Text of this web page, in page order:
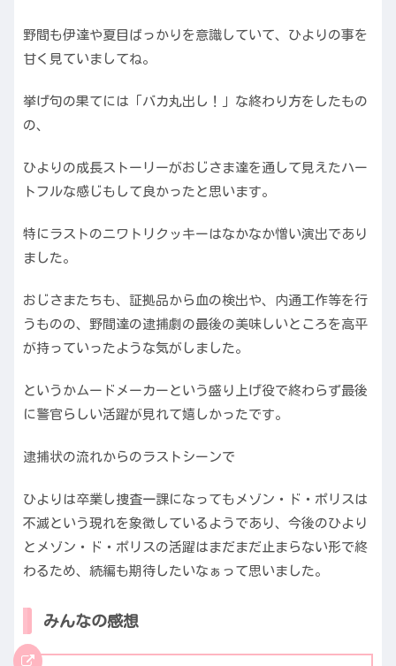
野間も伊達や夏目ばっかりを意識していて、ひよりの事を
甘く見ていましてね。
挙げ句の果てには「バカ丸出し！」な終わり方をしたもの
の、
ひよりの成長ストーリーがおじさま達を通して見えたハー
トフルな感じもして良かったと思います。
特にラストのニワトリクッキーはなかなか憎い演出であり
ました。
おじさまたちも、証拠品から血の検出や、内通工作等を行
うものの、野間達の逮捕劇の最後の美味しいところを高平
が持っていったような気がしました。
というかムードメーカーという盛り上げ役で終わらず最後
に警官らしい活躍が見れて嬉しかったです。
逮捕状の流れからのラストシーンで
ひよりは卒業し捜査一課になってもメゾン・ド・ポリスは
不滅という現れを象徴しているようであり、今後のひより
とメゾン・ド・ポリスの活躍はまだまだ止まらない形で終
わるため、続編も期待したいなぁって思いました。
みんなの感想